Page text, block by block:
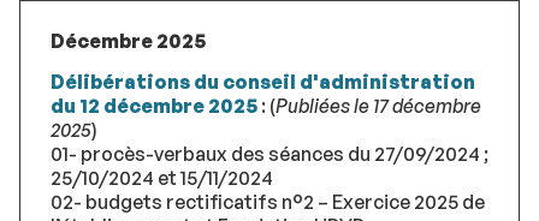
Décembre 2025
Délibérations du conseil d'administration
du 12 décembre 2025 : (Publiées le 17 décembre
2025)
01- procès-verbaux des séances du 27/09/2024 ;
25/10/2024 et 15/11/2024
02- budgets rectificatifs n°2 – Exercice 2025 de